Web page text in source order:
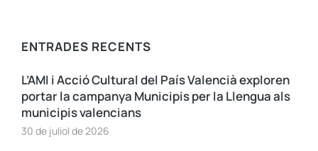
ENTRADES RECENTS
L’AMI i Acció Cultural del País Valencià exploren
portar la campanya Municipis per la Llengua als
municipis valencians
30 de juliol de 2026